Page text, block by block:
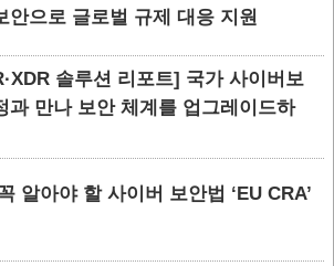
안으로 글로벌 규제 대응 지원
솔루션 리포트] 국가 사이버보
과 만나 보안 체계를 업그레이드하
알아야 할 사이버 보안법 ‘EU CRA’